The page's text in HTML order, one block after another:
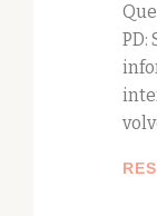
PD: